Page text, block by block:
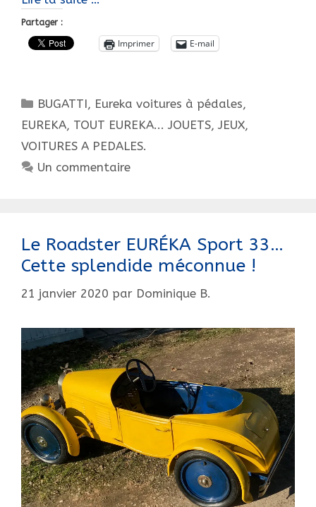
Sport
33…
Partager :
Imprimer E-mail
Catégories
BUGATTI, Eureka voitures à pédales,
EUREKA, TOUT EUREKA... JOUETS, JEUX,
VOITURES A PEDALES.
Un commentaire
Le Roadster EURÉKA Sport 33…
Cette splendide méconnue !
21 janvier 2020 par Dominique B.